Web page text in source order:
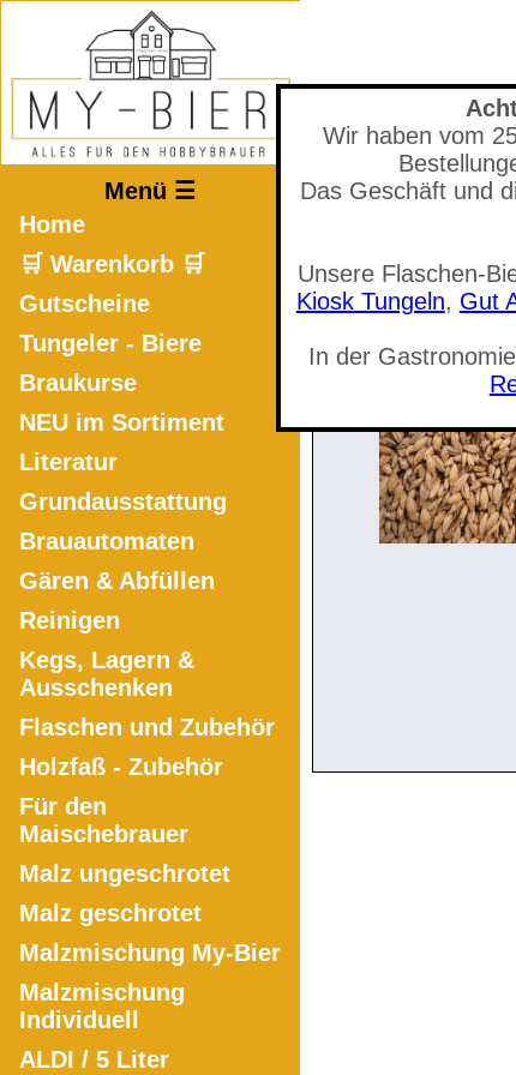
Wir haben vom
Das Geschäft und
Unsere Flaschen-
Kiosk Tungeln, Gut
In der
Menü ☰
Home
🛒 Warenkorb 🛒
Gutscheine
Tungeler - Biere
Braukurse
NEU im Sortiment
Literatur
Grundausstattung
Brauautomaten
Gären & Abfüllen
Reinigen
Kegs, Lagern &
Ausschenken
Flaschen und Zubehör
Holzfaß - Zubehör
Für den
Maischebrauer
Malz ungeschrotet
Malz geschrotet
Malzmischung My-Bier
Malzmischung
Individuell
ALDI / 5 Liter
Mastodon
🛒